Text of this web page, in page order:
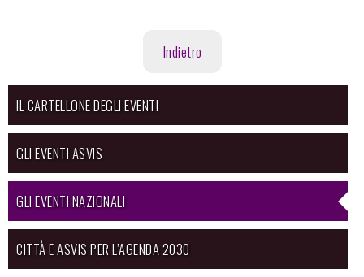
Indietro
IL CARTELLONE DEGLI EVENTI
GLI EVENTI ASVIS
GLI EVENTI NAZIONALI
CITTÀ E ASVIS PER L’AGENDA 2030